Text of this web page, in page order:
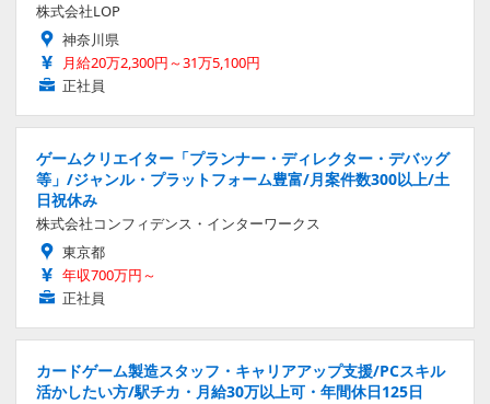
株式会社LOP
神奈川県
月給20万2,300円～31万5,100円
正社員
ゲームクリエイター「プランナー・ディレクター・デバッグ
等」/ジャンル・プラットフォーム豊富/月案件数300以上/土
日祝休み
株式会社コンフィデンス・インターワークス
東京都
年収700万円～
正社員
カードゲーム製造スタッフ・キャリアアップ支援/PCスキル
活かしたい方/駅チカ・月給30万以上可・年間休日125日